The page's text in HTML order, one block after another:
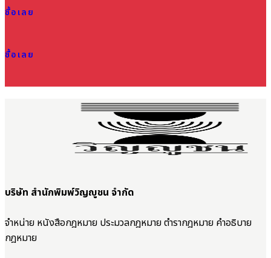
ซื้อเลย
ซื้อเลย
บริษัท สำนักพิมพ์วิญญูชน จำกัด
จำหน่าย หนังสือกฎหมาย ประมวลกฎหมาย ตำรากฎหมาย คำอธิบาย
กฎหมาย